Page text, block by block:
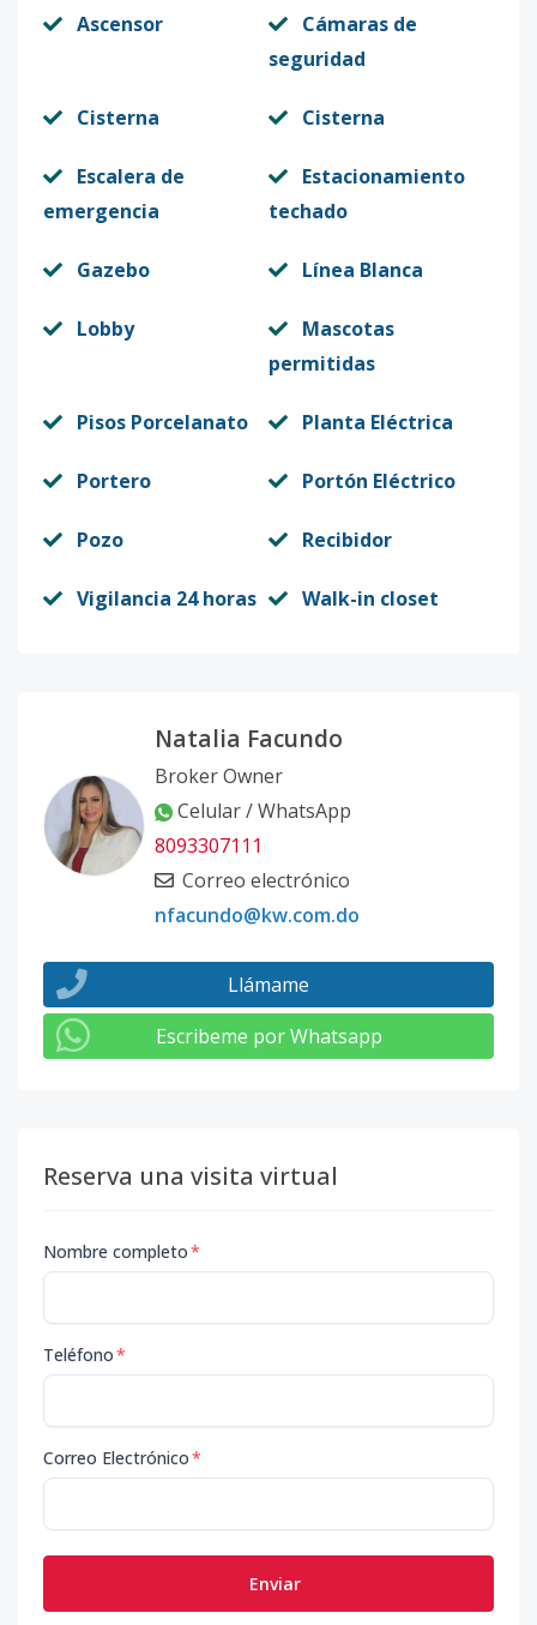
Ascensor
Cámaras de
seguridad
Cisterna Cisterna
Escalera de
emergencia
Estacionamiento
techado
Gazebo Línea Blanca
Lobby
Mascotas
permitidas
Pisos Porcelanato Planta Eléctrica
Portero Portón Eléctrico
Pozo Recibidor
Vigilancia 24 horas Walk-in closet
Natalia Facundo
Broker Owner
Celular / WhatsApp
8093307111
Correo electrónico
nfacundo@kw.com.do
Llámame
Escribeme por Whatsapp
Reserva una visita virtual
Nombre completo*
Teléfono*
Correo Electrónico*
Enviar